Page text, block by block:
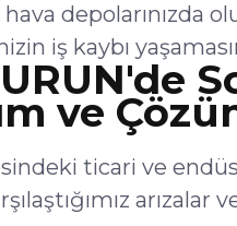
depolarınızda
iş kaybı
ve
ticari ve